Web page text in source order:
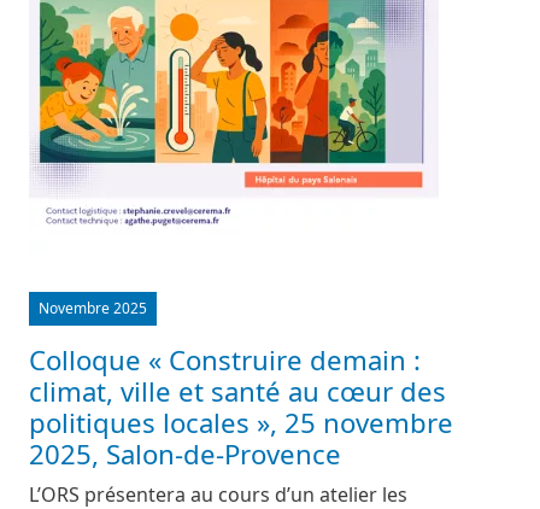
Novembre 2025
Colloque « Construire demain :
climat, ville et santé au cœur des
politiques locales », 25 novembre
2025, Salon-de-Provence
L’ORS présentera au cours d’un atelier les